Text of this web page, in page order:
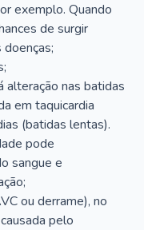
exemplo. Quando
de surgir
alteração nas batidas
em taquicardia
(batidas lentas).
pode
sangue e
ou derrame), no
pelo